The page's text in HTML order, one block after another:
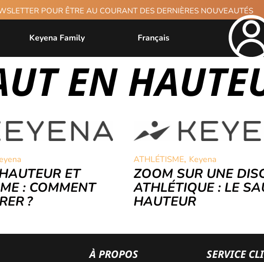
POUR ÊTRE AU COURANT DES DERNIÈRES NOUVEAUTÉS
Keyena Family Français
EN
ET
: COMMENT
?
ATHLÉTISME, Keyena
ZOOM SUR UNE
ATHLÉTIQUE : LE
HAUTEUR
À PROPOS SERVICE